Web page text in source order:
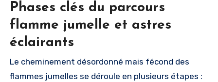
Phases clés du parcours
flamme jumelle et astres
éclairants
Le cheminement désordonné mais fécond des
flammes jumelles se déroule en plusieurs étapes :